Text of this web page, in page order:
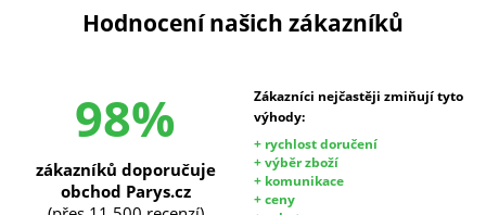
Hodnocení našich zákazníků
98%
Zákazníci nejčastěji zmiňují tyto
výhody:
+ rychlost doručení
+ výběr zboží
+ komunikace
+ ceny
zákazníků doporučuje
obchod Parys.cz